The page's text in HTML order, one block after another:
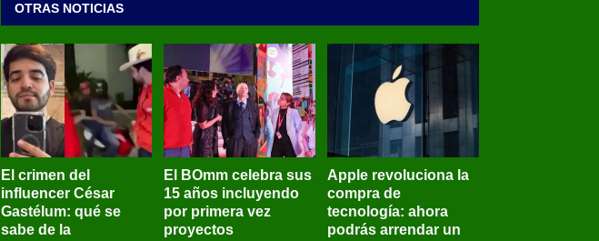
OTRAS NOTICIAS
El crimen del
influencer César
Gastélum: qué se
sabe de la
El BOmm celebra sus
15 años incluyendo
por primera vez
proyectos
Apple revoluciona la
compra de
tecnología: ahora
podrás arrendar un